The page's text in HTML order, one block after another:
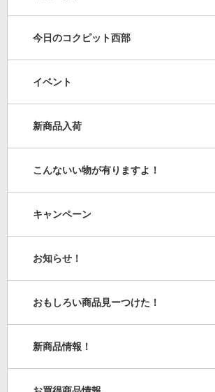
今日のコクピット西部
イベント
新商品入荷
こんないい物が有りますよ！
キャンペーン
お知らせ！
おもしろい商品見ーつけた！
新商品情報！